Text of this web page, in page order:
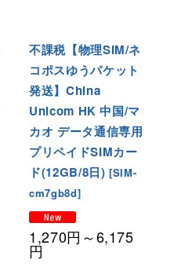
不課税【物理SIM/ネ
コポスゆうパケット
発送】China
Unicom HK 中国/マ
カオ データ通信専用
プリペイドSIMカー
ド(12GB/8日) [SIM-
cm7gb8d]
1,270円 ～6,175
円